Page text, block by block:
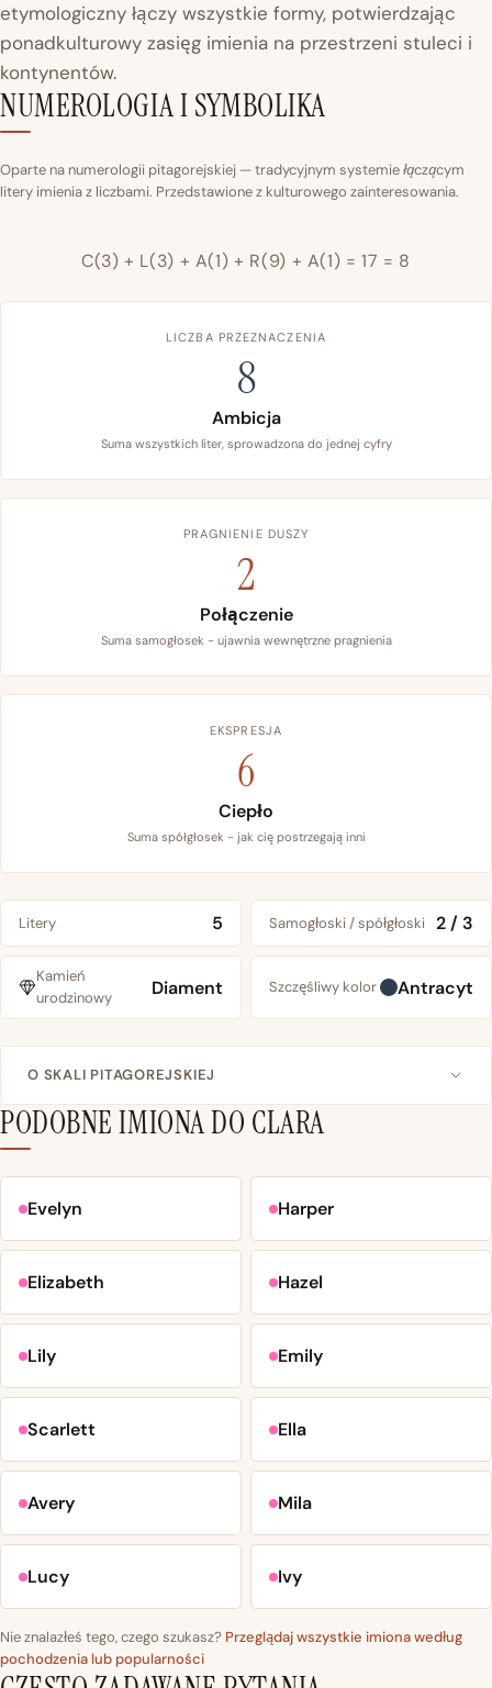
etymologiczny łączy wszystkie formy, potwierdzając
ponadkulturowy zasięg imienia na przestrzeni stuleci i
kontynentów.
NUMEROLOGIA I SYMBOLIKA
Oparte na numerologii pitagorejskiej — tradycyjnym systemie łączącym
litery imienia z liczbami. Przedstawione z kulturowego zainteresowania.
C(3) + L(3) + A(1) + R(9) + A(1) = 17 = 8
LICZBA PRZEZNACZENIA
8
Ambicja
Suma wszystkich liter, sprowadzona do jednej cyfry
PRAGNIENIE DUSZY
2
Połączenie
Suma samogłosek - ujawnia wewnętrzne pragnienia
EKSPRESJA
6
Ciepło
Suma spółgłosek - jak cię postrzegają inni
Litery 5 Samogłoski / spółgłoski 2 / 3
Kamień
urodzinowy
Diament Szczęśliwy kolor Antracyt
O SKALI PITAGOREJSKIEJ
PODOBNE IMIONA DO CLARA
Evelyn Harper
Elizabeth Hazel
Lily Emily
Scarlett Ella
Avery Mila
Lucy Ivy
Nie znalazłeś tego, czego szukasz? Przeglądaj wszystkie imiona według
pochodzenia lub popularności